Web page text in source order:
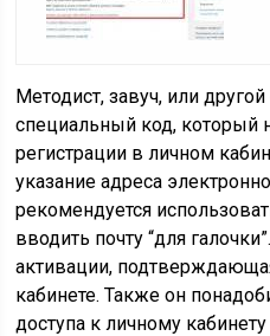
Методист, завуч, или
специальный код, который
регистрации в личном
указание адреса
рекомендуется
вводить почту “для
активации,
кабинете. Также он
доступа к личному